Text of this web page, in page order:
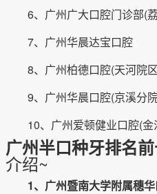
6、广州广大口腔门诊部(
7、广州华晨达宝口腔
8、广州柏德口腔(天河院
9、广州华晨口腔(京溪分
10、广州爱顿健业口腔(金
广州半口种牙排名前
介绍~
1、广州暨南大学附属穗